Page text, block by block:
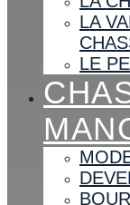
LA
LE